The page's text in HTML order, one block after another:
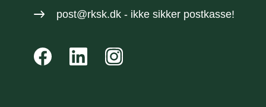
post@rksk.dk- ikke sikker postkasse!